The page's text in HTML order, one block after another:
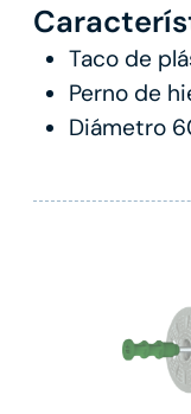
Taco de
Perno de
Diámetro